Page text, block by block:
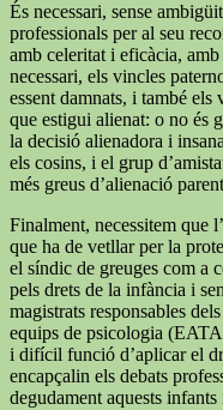
És necessari, sense
professionals per al seu
amb celeritat i eficàcia,
necessari, els vincles
essent damnats, i també
que estigui alienat: o no és
la decisió alienadora i
els cosins, i el grup
més greus d’alienació
Finalment, necessitem que
que ha de vetllar per la
el síndic de greuges com a
pels drets de la infància i
magistrats responsables
equips de psicologia
i difícil funció d’aplicar el
encapçalin els debats
degudament aquests